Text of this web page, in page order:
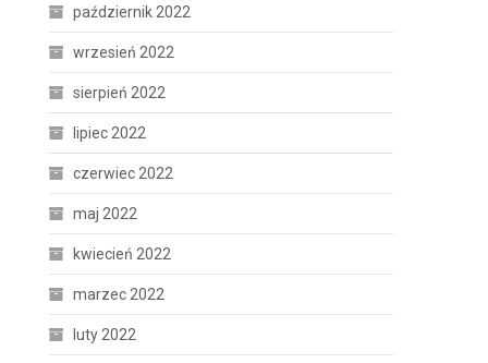
październik 2022
wrzesień 2022
sierpień 2022
lipiec 2022
czerwiec 2022
maj 2022
kwiecień 2022
marzec 2022
luty 2022